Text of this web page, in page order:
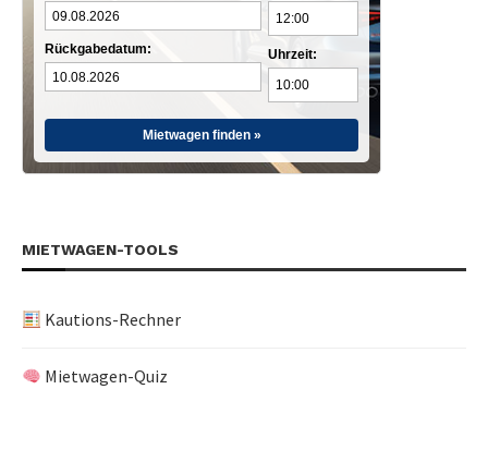
Rückgabedatum: Uhrzeit:
Mietwagen finden »
MIETWAGEN-TOOLS
Kautions-Rechner
Mietwagen-Quiz